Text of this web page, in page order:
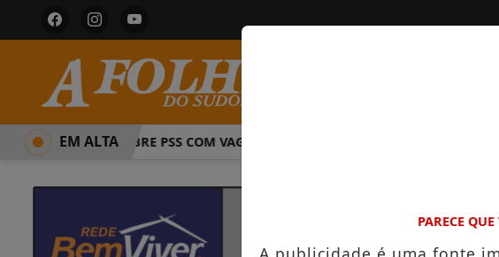
PREFEITURA ABRE PSS COM VAGAS EM SEIS FUNÇÕES E SALÁRIOS QUE
EM ALTA
PARECE